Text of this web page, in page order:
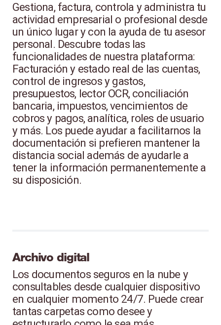
Gestiona, factura, controla y administra tu
actividad empresarial o profesional desde
un único lugar y con la ayuda de tu asesor
personal. Descubre todas las
funcionalidades de nuestra plataforma:
Facturación y estado real de las cuentas,
control de ingresos y gastos,
presupuestos, lector OCR, conciliación
bancaria, impuestos, vencimientos de
cobros y pagos, analítica, roles de usuario
y más. Los puede ayudar a facilitarnos la
documentación si prefieren mantener la
distancia social además de ayudarle a
tener la información permanentemente a
su disposición.
Archivo digital
Los documentos seguros en la nube y
consultables desde cualquier dispositivo
en cualquier momento 24/7. Puede crear
tantas carpetas como desee y